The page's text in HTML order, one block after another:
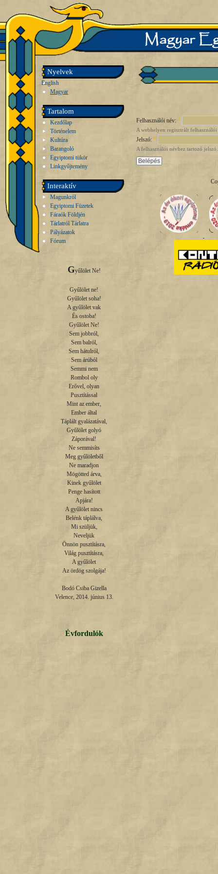
Nyelvek
English
Magyar
Tartalom
Kezdőlap
Történelem
Kultúra
Barangoló
Egyiptomi tükör
Linkgyűjtemény
Interaktív
Magunkról
Egyiptomi Füzetek
Fáraók Földjén
Tárlatról Tárlatra
Pályázatok
Fórum
Gyűlölet Ne!
Gyűlölet ne!
Gyűlölet soha!
A gyűlölet vak
És ostoba!
Gyűlölet Ne!
Sem jobbról,
Sem balról,
Sem hátulról,
Sem árúból
Semmi nem
Rombol oly
Erővel, olyan
Pusztítással
Mint az ember,
Ember által
Táplált gyalázatával,
Gyűlölet golyó
Záporával!
Ne semmisíts
Meg gyűlöletből
Ne maradjon
Mögötted árva,
Kinek gyűlölet
Penge hasított
Apjára!
A gyűlölet nincs
Belénk táplálva,
Mi szüljük,
Neveljük
Önnön pusztításra,
Világ pusztításra,
A gyűlölet
Az ördög szolgája!
Bodó Csiba Gizella
Velence, 2014. június 13.
Évfordulók
Felhasználói név: *
A webhelyen regisztrált felhasználói
Jelszó: *
A felhasználói névhez tartozó jelszó.